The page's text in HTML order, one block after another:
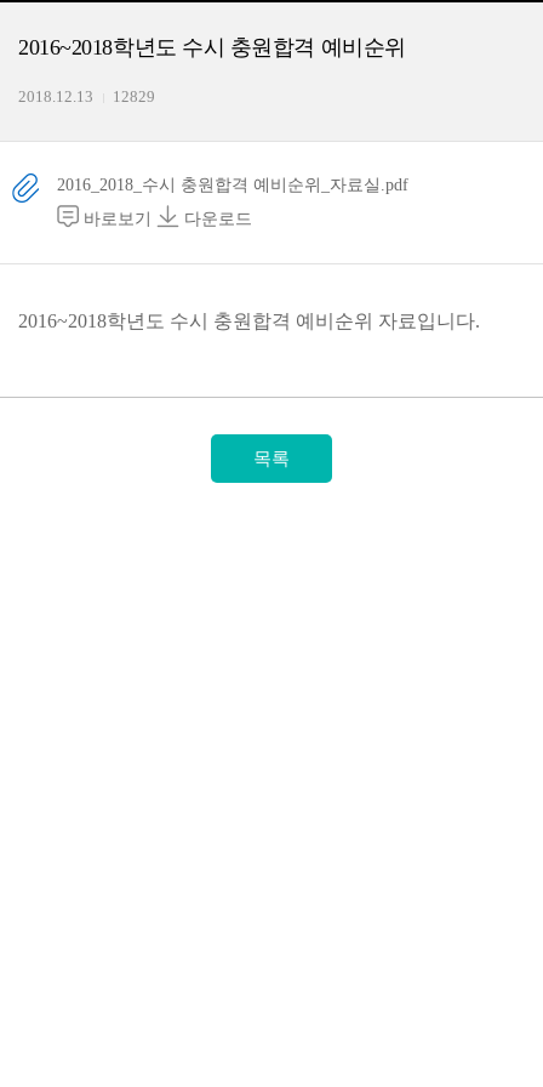
2016~2018학년도 수시 충원합격 예비순위
2018.12.13 12829
2016_2018_수시 충원합격 예비순위_자료실.pdf
바로보기
다운로드
2016~2018학년도 수시 충원합격 예비순위 자료입니다.